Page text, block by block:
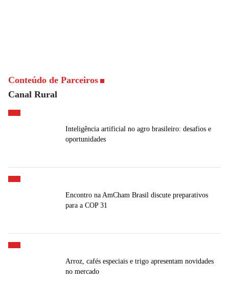
Conteúdo de Parceiros
Canal Rural
Inteligência artificial no agro brasileiro: desafios e
oportunidades
Encontro na AmCham Brasil discute preparativos
para a COP 31
Arroz, cafés especiais e trigo apresentam novidades
no mercado